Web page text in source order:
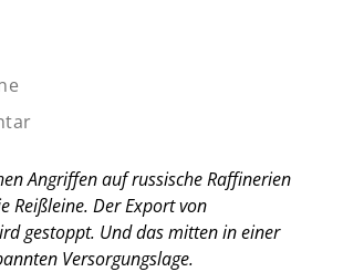
Angriffen auf russische Raffinerien
Reißleine. Der Export von
gestoppt. Und das mitten in einer
Versorgungslage.